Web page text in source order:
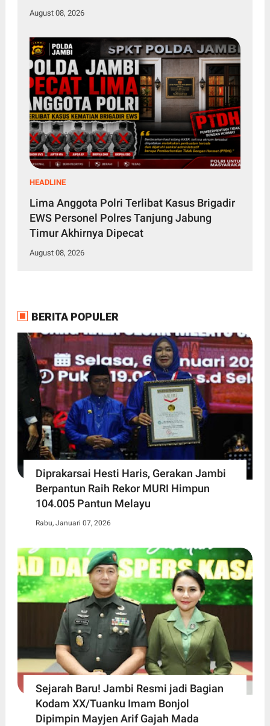
Tembus 4 Besar
August 08, 2026
HEADLINE
Lima Anggota Polri Terlibat Kasus Brigadir
EWS Personel Polres Tanjung Jabung
Timur Akhirnya Dipecat
August 08, 2026
BERITA POPULER
Diprakarsai Hesti Haris, Gerakan Jambi
Berpantun Raih Rekor MURI Himpun
104.005 Pantun Melayu
Rabu, Januari 07, 2026
Sejarah Baru! Jambi Resmi jadi Bagian
Kodam XX/Tuanku Imam Bonjol
Dipimpin Mayjen Arif Gajah Mada